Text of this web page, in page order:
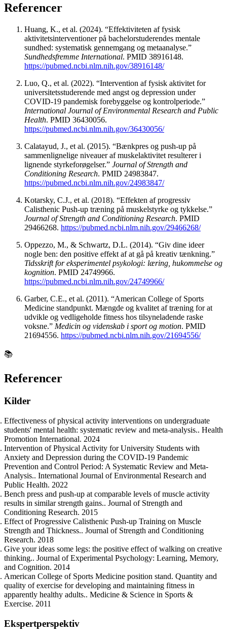
Referencer
Huang, K., et al. (2024). “Effektiviteten af ​​fysisk
aktivitetsinterventioner på bachelorstuderendes mentale
sundhed: systematisk gennemgang og metaanalyse.”
Sundhedsfremme International. PMID 38916148.
https://pubmed.ncbi.nlm.nih.gov/38916148/
Luo, Q., et al. (2022). “Intervention af fysisk aktivitet for
universitetsstuderende med angst og depression under
COVID-19 pandemisk forebyggelse og kontrolperiode.”
International Journal of Environmental Research and Public
Health. PMID 36430056.
https://pubmed.ncbi.nlm.nih.gov/36430056/
Calatayud, J., et al. (2015). “Bænkpres og push-up på
sammenlignelige niveauer af muskelaktivitet resulterer i
lignende styrkeforøgelser.” Journal of Strength and
Conditioning Research. PMID 24983847.
https://pubmed.ncbi.nlm.nih.gov/24983847/
Kotarsky, C.J., et al. (2018). “Effekten af ​​progressiv
Calisthenic Push-up træning på muskelstyrke og tykkelse.”
Journal of Strength and Conditioning Research. PMID
29466268. https://pubmed.ncbi.nlm.nih.gov/29466268/
Oppezzo, M., & Schwartz, D.L. (2014). “Giv dine ideer
nogle ben: den positive effekt af at gå på kreativ tænkning.”
Tidsskrift for eksperimentel psykologi: læring, hukommelse og
kognition. PMID 24749966.
https://pubmed.ncbi.nlm.nih.gov/24749966/
Garber, C.E., et al. (2011). “American College of Sports
Medicine standpunkt. Mængde og kvalitet af træning for at
udvikle og vedligeholde fitness hos tilsyneladende raske
voksne.” Medicin og videnskab i sport og motion. PMID
21694556. https://pubmed.ncbi.nlm.nih.gov/21694556/
📚
Referencer
Kilder
Effectiveness of physical activity interventions on undergraduate
students' mental health: systematic review and meta-analysis.. Health
Promotion International. 2024
Intervention of Physical Activity for University Students with
Anxiety and Depression during the COVID-19 Pandemic
Prevention and Control Period: A Systematic Review and Meta-
Analysis.. International Journal of Environmental Research and
Public Health. 2022
Bench press and push-up at comparable levels of muscle activity
results in similar strength gains.. Journal of Strength and
Conditioning Research. 2015
Effect of Progressive Calisthenic Push-up Training on Muscle
Strength and Thickness.. Journal of Strength and Conditioning
Research. 2018
Give your ideas some legs: the positive effect of walking on creative
thinking.. Journal of Experimental Psychology: Learning, Memory,
and Cognition. 2014
American College of Sports Medicine position stand. Quantity and
quality of exercise for developing and maintaining fitness in
apparently healthy adults.. Medicine & Science in Sports &
Exercise. 2011
Ekspertperspektiv